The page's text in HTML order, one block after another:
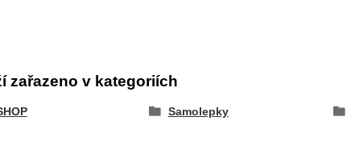
zařazeno v kategoriích
Samolepky